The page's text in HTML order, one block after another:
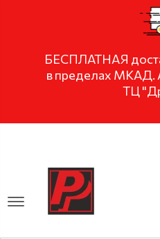
БЕСПЛАТНАЯ
в пределах
ТЦ